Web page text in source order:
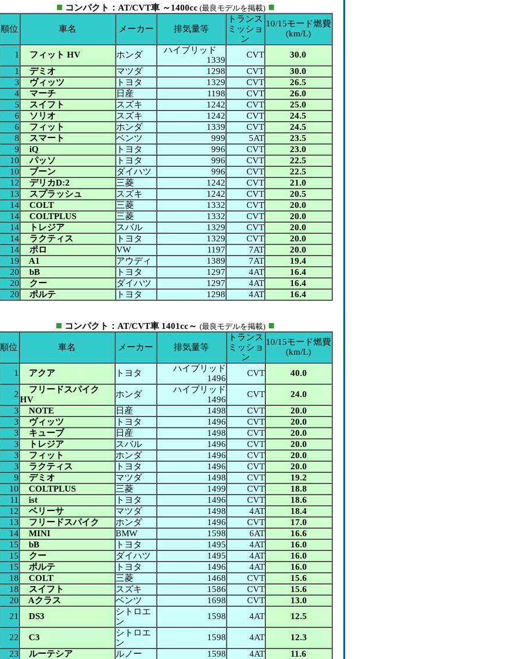
■ コンパクト：AT/CVT車 ～1400cc(最良モデルを掲載)■
順位 車名 メーカー 排気量等
トランス
ミッショ
ン
10/15モード燃費
(km/L)
1 フィット HV ホンダ
ハイブリッド
1339
CVT
30.0
1
デミオ マツダ 1298 CVT
30.0
3
ヴィッツ トヨタ 1329 CVT
26.5
4
マーチ 日産 1198 CVT
26.0
5
スイフト スズキ 1242 CVT
25.0
6
ソリオ スズキ 1242 CVT
24.5
6
フィット ホンダ 1339 CVT
24.5
8
スマート ベンツ 999 5AT
23.5
9
iQ トヨタ 996 CVT
23.0
10
パッソ トヨタ 996 CVT
22.5
10
ブーン ダイハツ 996 CVT
22.5
12
デリカD:2 三菱 1242 CVT
21.0
13
スプラッシュ スズキ 1242 CVT
20.5
14
COLT 三菱 1332 CVT
20.0
14
COLTPLUS 三菱 1332 CVT
20.0
14
トレジア スバル 1329 CVT
20.0
14
ラクティス トヨタ 1329 CVT
20.0
14
ポロ VW 1197 7AT
20.0
19
A1 アウディ 1389 7AT
19.4
20
bB トヨタ 1297 4AT
16.4
20
クー ダイハツ 1297 4AT
16.4
20
ポルテ トヨタ 1298 4AT 16.4
■ コンパクト：AT/CVT車 1401cc～ (最良モデルを掲載) ■
順位 車名 メーカー 排気量等
トランス
ミッショ
ン
10/15モード燃費
(km/L)
1 アクア トヨタ
ハイブリッド
1496
CVT 40.0
2
フリードスパイク
HV
ホンダ
ハイブリッド
1496
CVT
24.0
3
NOTE 日産 1498 CVT
20.0
3
ヴィッツ トヨタ 1496 CVT
20.0
3
キューブ 日産 1498 CVT
20.0
3
トレジア スバル 1496 CVT
20.0
3
フィット ホンダ 1496 CVT
20.0
3
ラクティス トヨタ 1496 CVT
20.0
9
デミオ マツダ 1498 CVT
19.2
10
COLTPLUS 三菱 1499 CVT
18.8
11
ist トヨタ 1496 CVT
18.6
12
ベリーサ マツダ 1498 4AT
18.4
13
フリードスパイク ホンダ 1496 CVT
17.0
14
MINI BMW 1598 6AT
16.6
15
bB トヨタ 1495 4AT
16.0
15
クー ダイハツ 1495 4AT
16.0
15
ポルテ トヨタ 1496 4AT
16.0
18
COLT 三菱 1468 CVT
15.6
18
スイフト スズキ 1586 CVT
15.6
20
Aクラス ベンツ 1698 CVT
13.0
21
DS3
シトロエ
ン
1598 4AT 12.5
22 C3
シトロエ
ン
1598 4AT
12.3
23
ルーテシア ルノー 1598 4AT 11.6